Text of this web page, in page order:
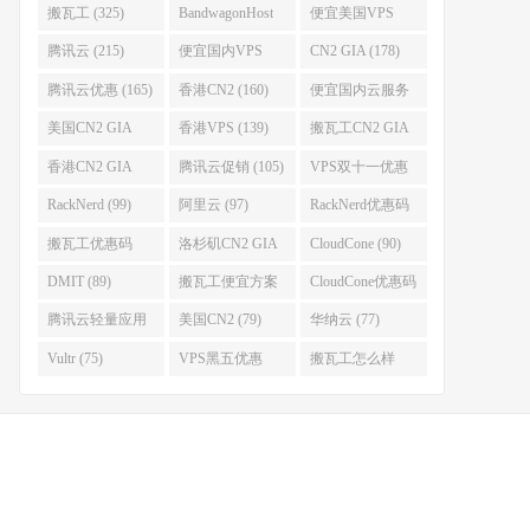
搬瓦工 (325) BandwagonHost
(223)
便宜美国VPS
(222)
腾讯云 (215) 便宜国内VPS
(184)
CN2 GIA (178)
腾讯云优惠 (165) 香港CN2 (160) 便宜国内云服务
器 (152)
美国CN2 GIA
(141)
香港VPS (139) 搬瓦工CN2 GIA
(118)
香港CN2 GIA
(111)
腾讯云促销 (105) VPS双十一优惠
(102)
RackNerd (99) 阿里云 (97) RackNerd优惠码
(93)
搬瓦工优惠码
(92)
洛杉矶CN2 GIA
(92)
CloudCone (90)
DMIT (89) 搬瓦工便宜方案
(86)
CloudCone优惠码
(82)
腾讯云轻量应用
服务器 (82)
美国CN2 (79) 华纳云 (77)
Vultr (75) VPS黑五优惠 搬瓦工怎么样